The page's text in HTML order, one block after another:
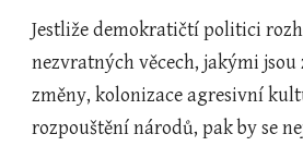
Jestliže demokratičtí politici
nezvratných věcech, jakými
změny, kolonizace agresivní
rozpouštění národů, pak by se